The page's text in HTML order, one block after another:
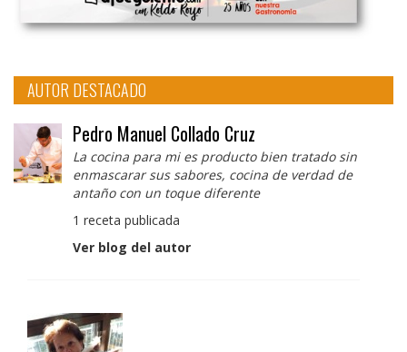
AUTOR DESTACADO
Pedro Manuel Collado Cruz
La cocina para mi es producto bien tratado sin
enmascarar sus sabores, cocina de verdad de
antaño con un toque diferente
1 receta publicada
Ver blog del autor